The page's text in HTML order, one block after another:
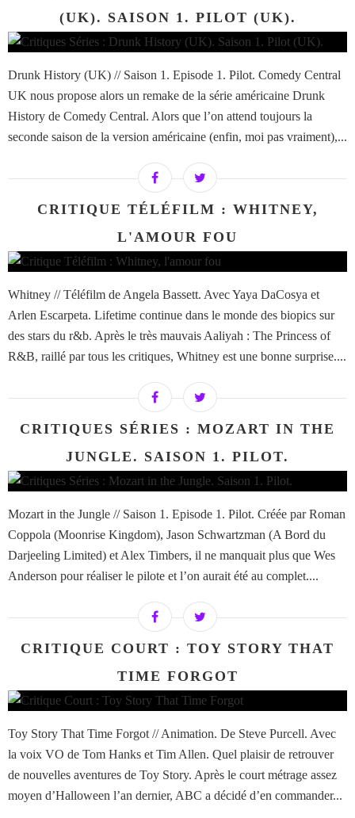
(UK). SAISON 1. PILOT (UK).
Drunk History (UK) // Saison 1. Episode 1. Pilot. Comedy Central
UK nous propose alors un remake de la série américaine Drunk
History de Comedy Central. Alors que l’on attend toujours la
seconde saison de la version américaine (enfin, moi pas vraiment),...
CRITIQUE TÉLÉFILM : WHITNEY,
L'AMOUR FOU
Whitney // Téléfilm de Angela Bassett. Avec Yaya DaCosya et
Arlen Escarpeta. Lifetime continue dans le monde des biopics sur
des stars du r&b. Après le très mauvais Aaliyah : The Princess of
R&B, raillé par tous les critiques, Whitney est une bonne surprise....
CRITIQUES SÉRIES : MOZART IN THE
JUNGLE. SAISON 1. PILOT.
Mozart in the Jungle // Saison 1. Episode 1. Pilot. Créée par Roman
Coppola (Moonrise Kingdom), Jason Schwartzman (A Bord du
Darjeeling Limited) et Alex Timbers, il ne manquait plus que Wes
Anderson pour réaliser le pilote et l’on aurait été au complet....
CRITIQUE COURT : TOY STORY THAT
TIME FORGOT
Toy Story That Time Forgot // Animation. De Steve Purcell. Avec
la voix VO de Tom Hanks et Tim Allen. Quel plaisir de retrouver
de nouvelles aventures de Toy Story. Après le court métrage assez
moyen d’Halloween l’an dernier, ABC a décidé d’en commander...